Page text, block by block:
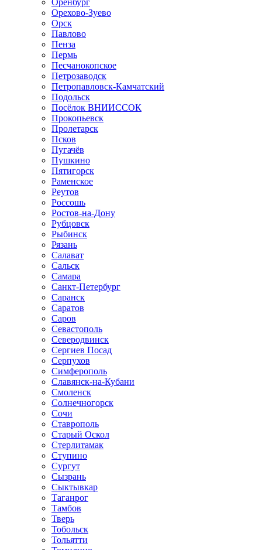
Оренбург
Орехово-Зуево
Орск
Павлово
Пенза
Пермь
Песчанокопское
Петрозаводск
Петропавловск-Камчатский
Подольск
Посёлок ВНИИССОК
Прокопьевск
Пролетарск
Псков
Пугачёв
Пушкино
Пятигорск
Раменское
Реутов
Россошь
Ростов-на-Дону
Рубцовск
Рыбинск
Рязань
Салават
Сальск
Самара
Санкт-Петербург
Саранск
Саратов
Саров
Севастополь
Северодвинск
Сергиев Посад
Серпухов
Симферополь
Славянск-на-Кубани
Смоленск
Солнечногорск
Сочи
Ставрополь
Старый Оскол
Стерлитамак
Ступино
Сургут
Сызрань
Сыктывкар
Таганрог
Тамбов
Тверь
Тобольск
Тольятти